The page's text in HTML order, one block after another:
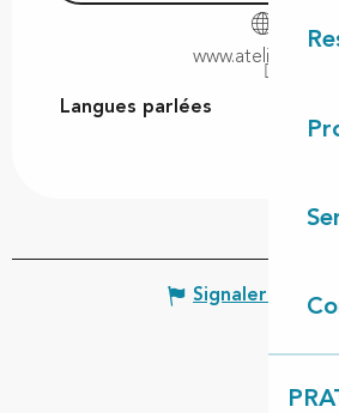
www.ateliercadiy.fr
Langues parlées
Langues parlées
Signaler une